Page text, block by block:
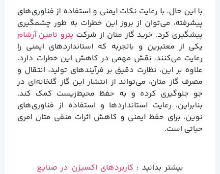
با این حال، با رعایت نکات ایمنی و استفاده از فناوری‌های
پیشرفته، می‌توان از بروز این خطرات به طور چشمگیری
پیشگیری کرد. خرید گاز متان از شرکت پترو تامین آرشام
یکی از معتبرین و باتجربه که استانداردهای ایمنی را
رعایت می‌کنند، نقش مهمی در کاهش این خطرات دارد.
علاوه بر این، نظارت دقیق بر فرآیندهای تولید، انتقال و
مصرف گاز متان، می‌تواند از انتشار این گاز گلخانه‌ای در
جو جلوگیری کرده و به حفظ محیط‌زیست کمک کند.
بنابراین، رعایت استانداردها و استفاده از فناوری‌های
نوین، برای حفظ ایمنی و کاهش اثرات منفی متان امری
حیاتی است.
بیشتر بدانید : کاربردهای اکسیژن در صنایع